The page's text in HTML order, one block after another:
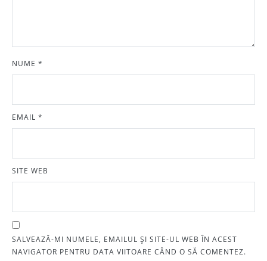
NUME *
EMAIL *
SITE WEB
SALVEAZĂ-MI NUMELE, EMAILUL ȘI SITE-UL WEB ÎN ACEST
NAVIGATOR PENTRU DATA VIITOARE CÂND O SĂ COMENTEZ.